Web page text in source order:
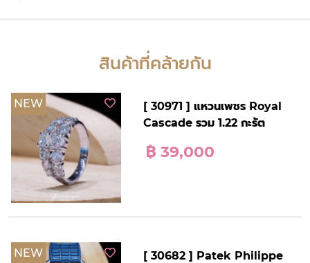
สินค้าที่คล้ายกัน
NEW
[ 30971 ] แหวนเพชร Royal
Cascade รวม 1.22 กะรัต
฿ 39,000
NEW
[ 30682 ] Patek Philippe